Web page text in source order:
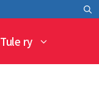
Tule ry